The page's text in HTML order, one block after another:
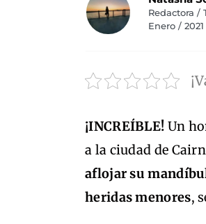
Redactora /
Enero / 2021
¡INCREÍBLE! Un
a la ciudad de
aflojar su
heridas menores,